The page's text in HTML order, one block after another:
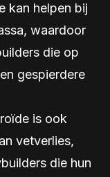
kan helpen bij
waardoor
die op
gespierdere
is ook
vetverlies,
die hun